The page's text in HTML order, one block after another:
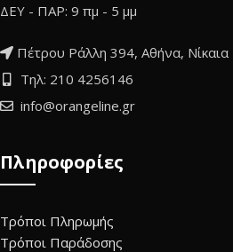
ΔΕΥ - ΠΑΡ: 9 πμ - 5 μμ
Πέτρου Ράλλη 394, Αθήνα, Νίκαια
Τηλ: 210 4256146
info@orangeline.gr
Πληροφορίες
Τρόποι Πληρωμής
Τρόποι Παράδοσης